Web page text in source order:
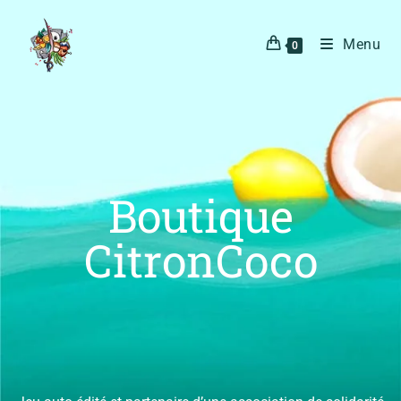
0 Menu
Boutique
CitronCoco